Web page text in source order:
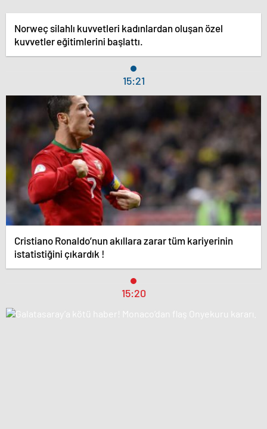
Norweç silahlı kuvvetleri kadınlardan oluşan özel
kuvvetler eğitimlerini başlattı.
15:21
Cristiano Ronaldo’nun akıllara zarar tüm kariyerinin
istatistiğini çıkardık !
15:20